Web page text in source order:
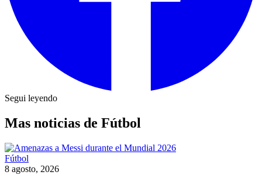
Segui leyendo
Mas noticias de Fútbol
Fútbol
8 agosto, 2026